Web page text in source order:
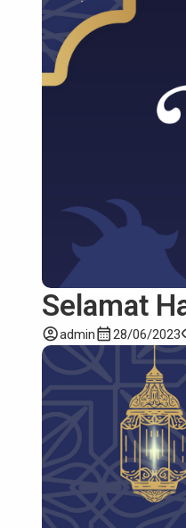
Selamat
account_circleadmincalendar_month28/06/2023